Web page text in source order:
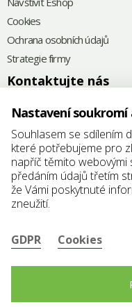
Cookies
Ochrana osobních údajů
Strategie firmy
Kontaktujte nás
+420 575 571 000
@
Štefánikova 2664
760 01 Zlín
IČ: 25347942
DIČ: CZ25347942
Nastavení soukromí
Souhlasem se sdílením
které potřebujeme pro
napříč těmito webovými
předáním údajů třetím
že Vámi poskytnuté
zneužití.
GDPR Cookies